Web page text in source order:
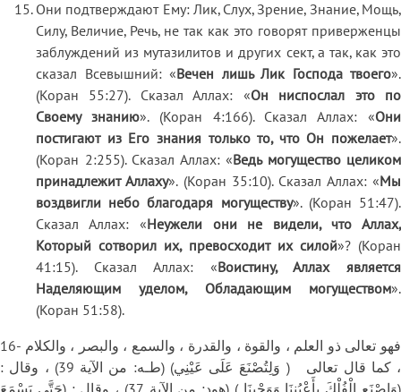
Они подтверждают Ему: Лик, Слух, Зрение, Знание, Мощь,
Силу, Величие, Речь, не так как это говорят приверженцы
заблуждений из мутазилитов и других сект, а так, как это
сказал Всевышний: «Вечен лишь Лик Господа твоего».
(Коран 55:27). Сказал Аллах: «Он ниспослал это по
Своему знанию». (Коран 4:166). Сказал Аллах: «Они
постигают из Его знания только то, что Он пожелает».
(Коран 2:255). Сказал Аллах: «Ведь могущество целиком
принадлежит Аллаху». (Коран 35:10). Сказал Аллах: «Мы
воздвигли небо благодаря могуществу». (Коран 51:47).
Сказал Аллах: «Неужели они не видели, что Аллах,
Который сотворил их, превосходит их силой»? (Коран
41:15). Сказал Аллах: «Воистину, Аллах является
Наделяющим уделом, Обладающим могуществом».
(Коран 51:58).
16- فهو تعالى ذو العلم ، والقوة ، والقدرة ، والسمع ، والبصر ، والكلام
، كما قال تعالى ( وَلِتُصْنَعَ عَلَى عَيْنِي) (طـه: من الآية 39) ، وقال :